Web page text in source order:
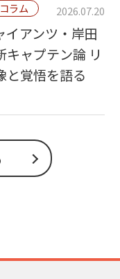
ラム 2026.07.20
イアンツ・岸田
ャプテン論 リ
と覚悟を語る